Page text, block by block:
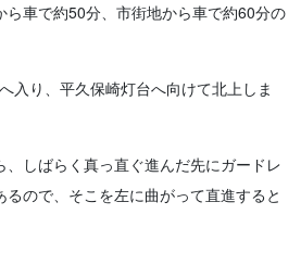
ら車で約50分、市街地から車で約60分の
入り、平久保崎灯台へ向けて北上しま
しばらく真っ直ぐ進んだ先にガードレ
ので、そこを左に曲がって直進すると